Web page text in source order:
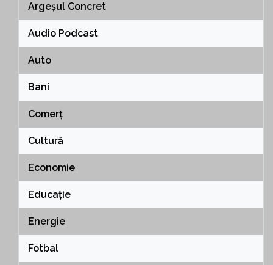
Argeșul Concret
Audio Podcast
Auto
Bani
Comerț
Cultură
Economie
Educație
Energie
Fotbal